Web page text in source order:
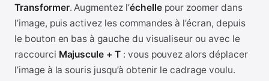
Transformer. Augmentez l’échellepour zoomer dans
l’image, puis activez les commandes à l’écran, depuis
le bouton en bas à gauche du visualiseur ou avec le
raccourci Majuscule + T: vous pouvez alors déplacer
l’image à la souris jusqu’à obtenir le cadrage voulu.